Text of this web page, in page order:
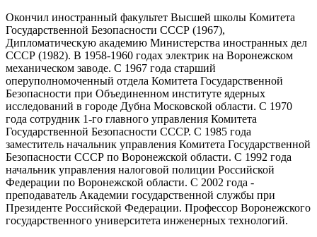
Окончил иностранный факультет Высшей школы Комитета
Государственной Безопасности СССР (1967),
Дипломатическую академию Министерства иностранных дел
СССР (1982). В 1958-1960 годах электрик на Воронежском
механическом заводе. С 1967 года старший
оперуполномоченный отдела Комитета Государственной
Безопасности при Объединенном институте ядерных
исследований в городе Дубна Московской области. С 1970
года сотрудник 1-го главного управления Комитета
Государственной Безопасности СССР. С 1985 года
заместитель начальник управления Комитета Государственной
Безопасности СССР по Воронежской области. С 1992 года
начальник управления налоговой полиции Российской
Федерации по Воронежской области. С 2002 года -
преподаватель Академии государственной службы при
Президенте Российской Федерации. Профессор Воронежского
государственного университета инженерных технологий.